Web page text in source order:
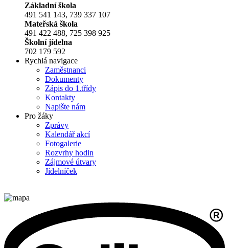
Základní škola
491 541 143, 739 337 107
Mateřská škola
491 422 488, 725 398 925
Školní jídelna
702 179 592
Rychlá navigace
Zaměstnanci
Dokumenty
Zápis do 1.třídy
Kontakty
Napište nám
Pro žáky
Zprávy
Kalendář akcí
Fotogalerie
Rozvrhy hodin
Zájmové útvary
Jídelníček